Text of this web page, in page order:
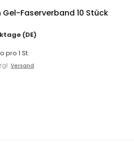
Gel-Faserverband 10 Stück
(DE)
pro 1 St.
Versand